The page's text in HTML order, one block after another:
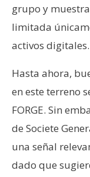
s
o
s
C
n
t
a
c
grupo y
limitada
activos digitales.
Hasta ahora,
en este terreno
FORGE. Sin
de Societe
una señal
dado que